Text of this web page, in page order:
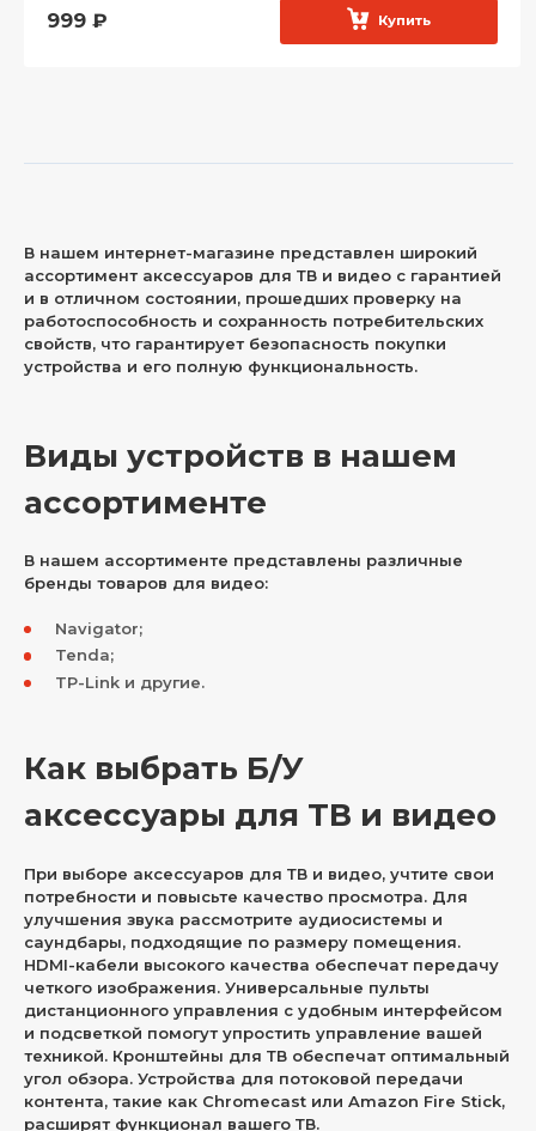
999 ₽ Купить
В нашем интернет-магазине представлен широкий
ассортимент аксессуаров для ТВ и видео с гарантией
и в отличном состоянии, прошедших проверку на
работоспособность и сохранность потребительских
свойств, что гарантирует безопасность покупки
устройства и его полную функциональность.
Виды устройств в нашем
ассортименте
В нашем ассортименте представлены различные
бренды товаров для видео:
Navigator;
Tenda;
TP-Link и другие.
Как выбрать Б/У
аксессуары для ТВ и видео
При выборе аксессуаров для ТВ и видео, учтите свои
потребности и повысьте качество просмотра. Для
улучшения звука рассмотрите аудиосистемы и
саундбары, подходящие по размеру помещения.
HDMI-кабели высокого качества обеспечат передачу
четкого изображения. Универсальные пульты
дистанционного управления с удобным интерфейсом
и подсветкой помогут упростить управление вашей
техникой. Кронштейны для ТВ обеспечат оптимальный
угол обзора. Устройства для потоковой передачи
контента, такие как Chromecast или Amazon Fire Stick,
расширят функционал вашего ТВ.